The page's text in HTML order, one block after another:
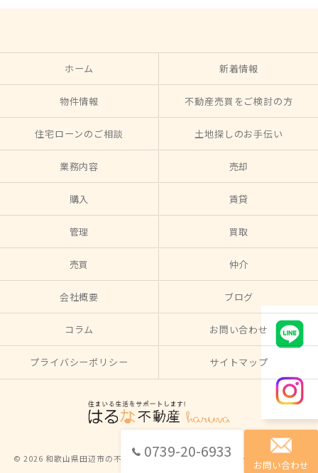
0739-20-6933
お問い合わせ
ホーム 新着情報
物件情報 不動産売買をご検討の方
住宅ローンのご相談 土地探しのお手伝い
業務内容 売却
購入 賃貸
管理 買取
売買 仲介
会社概要 ブログ
コラム お問い合わせ
プライバシーポリシー サイトマップ
© 2026 和歌山県田辺市の不動産ならはるな不動産 ALL RIGHTS RESERVED.